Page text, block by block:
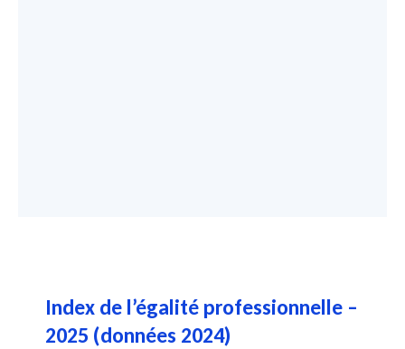
Index de l’égalité professionnelle –
2025 (données 2024)